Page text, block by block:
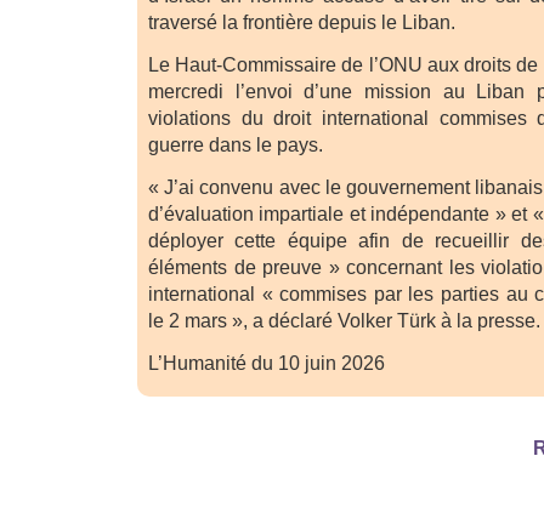
traversé la frontière depuis le Liban.
Le Haut-Commissaire de l’ONU aux droits
mercredi l’envoi d’une mission au Liban
violations du droit international
guerre dans le pays.
« J’ai convenu avec le gouvernement
d’évaluation impartiale et indépendante » et
déployer cette équipe afin de recueillir
éléments de preuve » concernant les
international « commises par les parties au
le 2 mars », a déclaré Volker Türk à la presse.
L’Humanité du 10 juin 2026